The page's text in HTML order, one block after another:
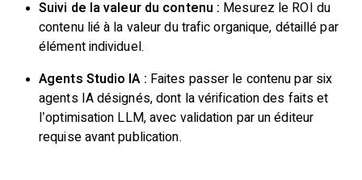
Suivi de la valeur du contenu : Mesurez le ROI du
contenu lié à la valeur du trafic organique, détaillé par
élément individuel.
Agents Studio IA : Faites passer le contenu par six
agents IA désignés, dont la vérification des faits et
l’optimisation LLM, avec validation par un éditeur
requise avant publication.